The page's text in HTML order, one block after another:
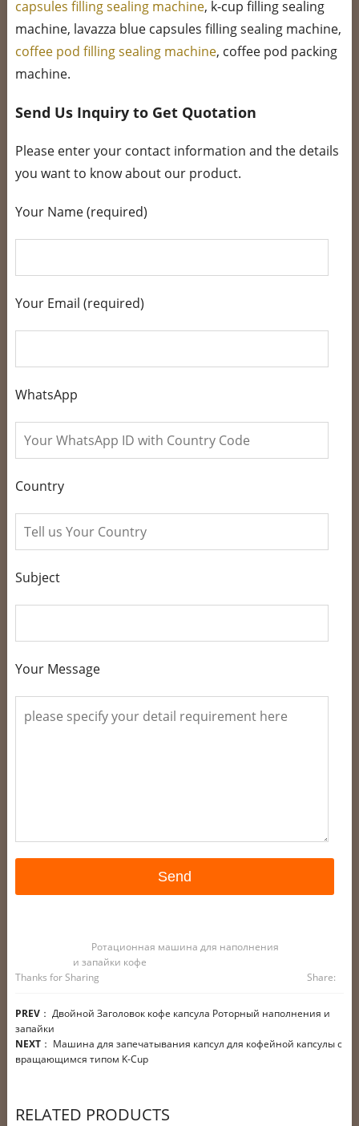
capsules filling sealing machine, k-cup filling sealing
machine, lavazza blue capsules filling sealing machine,
coffee pod filling sealing machine, coffee pod packing
machine.
Send Us Inquiry to Get Quotation
Please enter your contact information and the details
you want to know about our product.
Your Name (required)
Your Email (required)
WhatsApp
Country
Subject
Your Message
Ротационная машина для наполнения
и запайки кофе
Thanks for Sharing
Share:
PREV： Двойной Заголовок кофе капсула Роторный наполнения и
запайки
NEXT： Машина для запечатывания капсул для кофейной капсулы с
вращающимся типом K-Cup
RELATED PRODUCTS